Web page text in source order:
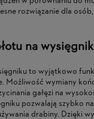
rozwiązanie dla
na
to wyjątkowo
Możliwość wymiany
gałęzi na
pozwalają szybko
drabiny. Dzięki